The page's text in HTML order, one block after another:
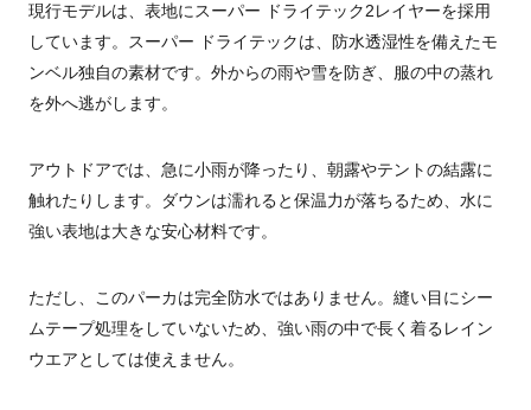
現行モデルは、表地にスーパー ドライテック2レイヤーを採用
しています。スーパー ドライテックは、防水透湿性を備えたモ
ンベル独自の素材です。外からの雨や雪を防ぎ、服の中の蒸れ
を外へ逃がします。
アウトドアでは、急に小雨が降ったり、朝露やテントの結露に
触れたりします。ダウンは濡れると保温力が落ちるため、水に
強い表地は大きな安心材料です。
ただし、このパーカは完全防水ではありません。縫い目にシー
ムテープ処理をしていないため、強い雨の中で長く着るレイン
ウエアとしては使えません。